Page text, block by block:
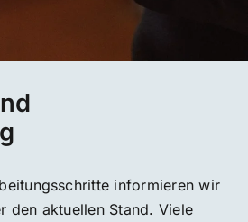
informieren wir
den aktuellen Stand. Viele